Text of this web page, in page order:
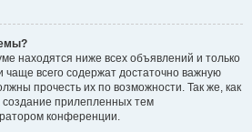
находятся ниже всех объявлений и только
чаще всего содержат достаточно важную
прочесть их по возможности. Так же, как
прилепленных тем
конференции.